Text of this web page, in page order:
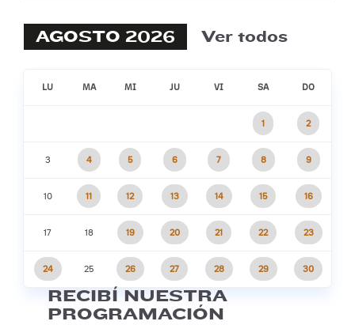
AGOSTO 2026 Ver todos
LU MA MI JU VI SA DO
1 2
3 4 5 6 7 8 9
10 11 12 13 14 15 16
17 18 19 20 21 22 23
24 25 26 27 28 29 30
RECIBÍ NUESTRA
PROGRAMACIÓN